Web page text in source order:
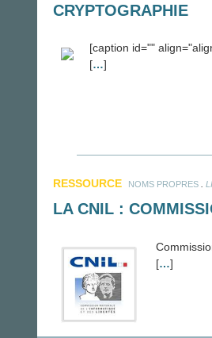
CRYPTOGRAPHIE
[caption id=""
[…]
RESSOURCE NOMS PROPRES
LA CNIL :
[…]